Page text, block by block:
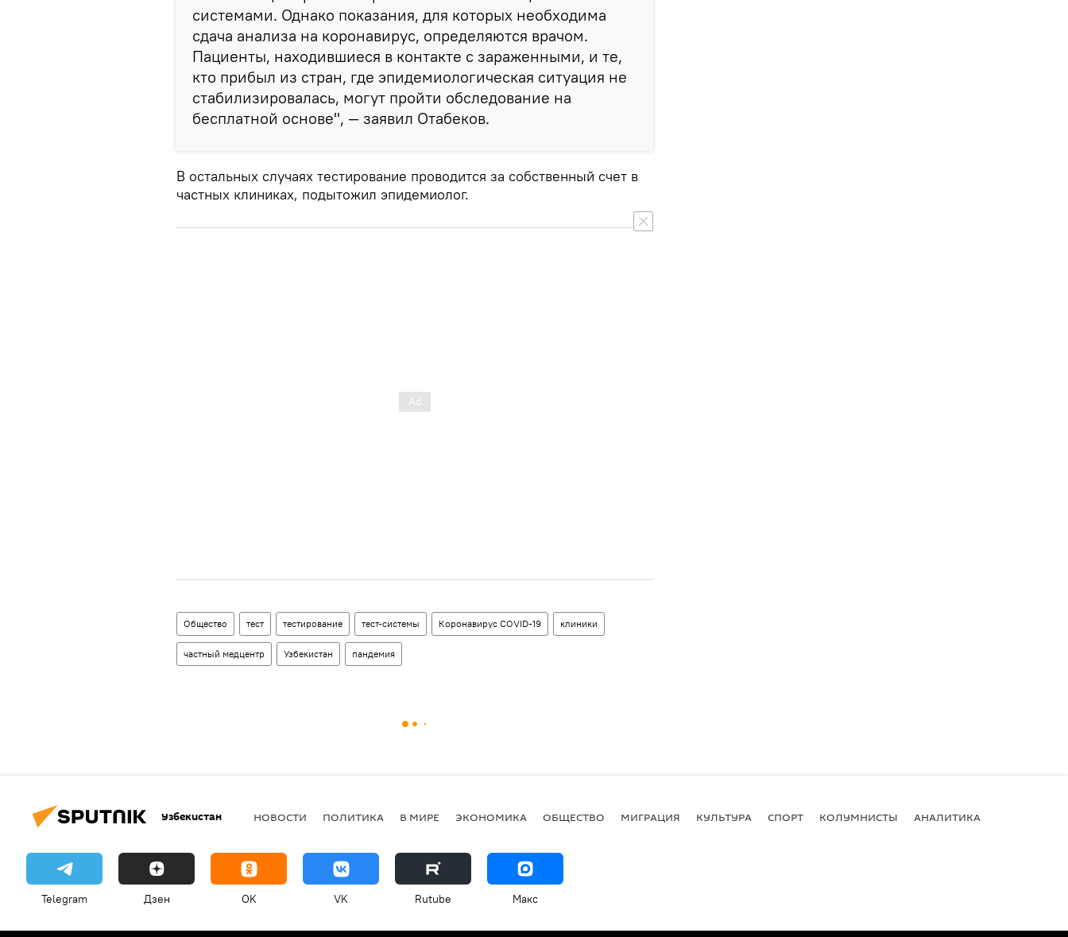
системами. Однако показания, для которых необходима
сдача анализа на коронавирус, определяются врачом.
Пациенты, находившиеся в контакте с зараженными, и те,
кто прибыл из стран, где эпидемиологическая ситуация не
стабилизировалась, могут пройти обследование на
бесплатной основе", — заявил Отабеков.
В остальных случаях тестирование проводится за собственный счет в
частных клиниках, подытожил эпидемиолог.
Общество тест тестирование тест-системы Коронавирус COVID-19 клиники
частный медцентр Узбекистан пандемия
Узбекистан НОВОСТИ ПОЛИТИКА В МИРЕ ЭКОНОМИКА ОБЩЕСТВО МИГРАЦИЯ КУЛЬТУРА СПОРТ КОЛУМНИСТЫ АНАЛИТИКА
Telegram Дзен OK VK Rutube Макс